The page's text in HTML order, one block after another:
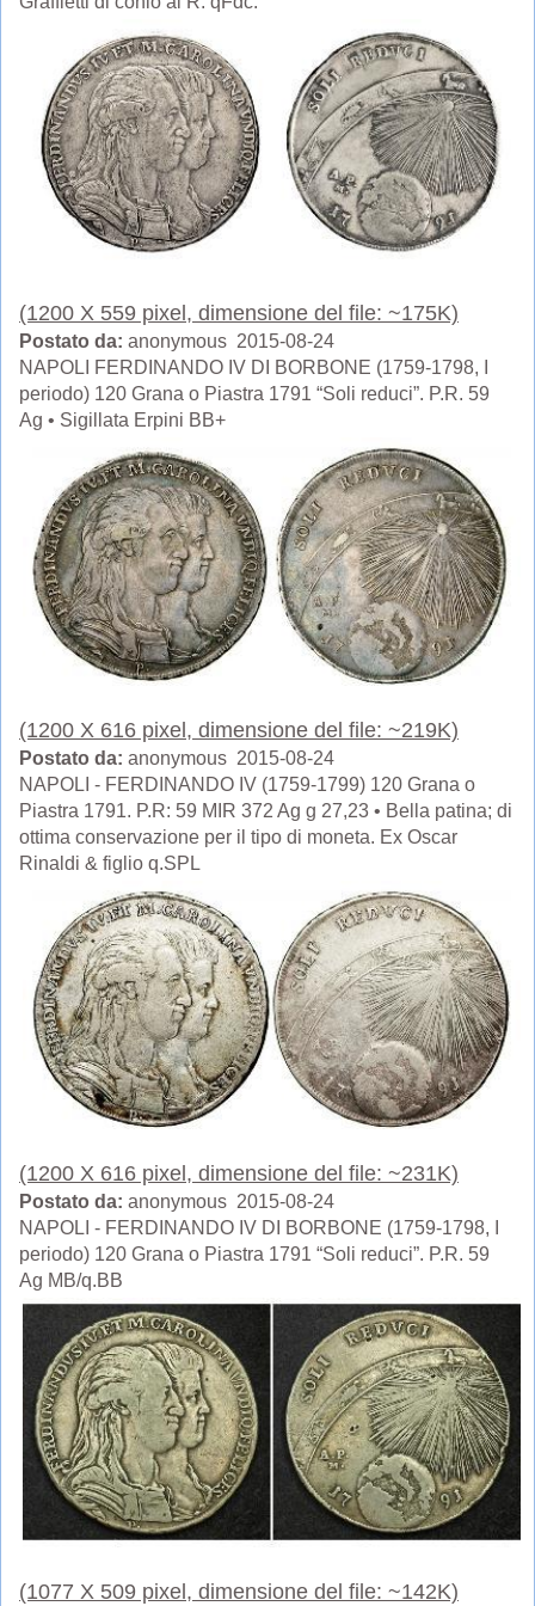
(1200 X 559 pixel, dimensione del file: ~175K)
Postato da: anonymous 2015-08-24
NAPOLI FERDINANDO IV DI BORBONE (1759-1798, I
periodo) 120 Grana o Piastra 1791 “Soli reduci”. P.R. 59
Ag • Sigillata Erpini BB+
(1200 X 616 pixel, dimensione del file: ~219K)
Postato da: anonymous 2015-08-24
NAPOLI - FERDINANDO IV (1759-1799) 120 Grana o
Piastra 1791. P.R: 59 MIR 372 Ag g 27,23 • Bella patina; di
ottima conservazione per il tipo di moneta. Ex Oscar
Rinaldi & figlio q.SPL
(1200 X 616 pixel, dimensione del file: ~231K)
Postato da: anonymous 2015-08-24
NAPOLI - FERDINANDO IV DI BORBONE (1759-1798, I
periodo) 120 Grana o Piastra 1791 “Soli reduci”. P.R. 59
Ag MB/q.BB
(1077 X 509 pixel, dimensione del file: ~142K)